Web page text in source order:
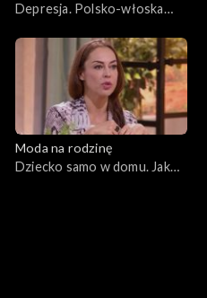
Depresja. Polsko-włoska
Moda na rodzinę
Dziecko samo w domu. Jak